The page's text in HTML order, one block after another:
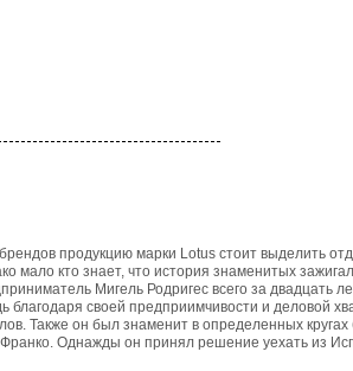
продукцию марки Lotus стоит выделить
мало кто знает, что история знаменитых
Мигель Родригес всего за двадцать
своей предприимчивости и деловой
Также он был знаменит в определенных
Однажды он принял решение уехать из